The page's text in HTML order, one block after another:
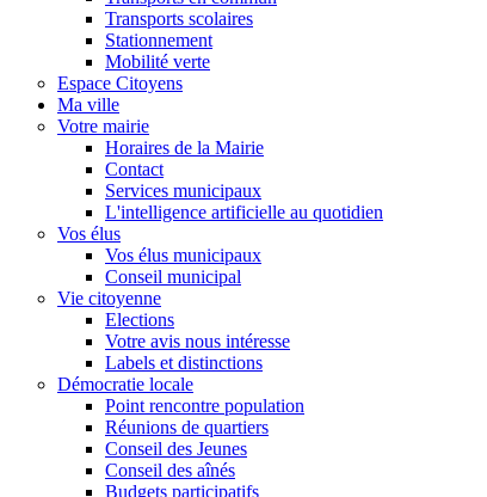
Transports scolaires
Stationnement
Mobilité verte
Espace Citoyens
Ma ville
Votre mairie
Horaires de la Mairie
Contact
Services municipaux
L'intelligence artificielle au quotidien
Vos élus
Vos élus municipaux
Conseil municipal
Vie citoyenne
Elections
Votre avis nous intéresse
Labels et distinctions
Démocratie locale
Point rencontre population
Réunions de quartiers
Conseil des Jeunes
Conseil des aînés
Budgets participatifs